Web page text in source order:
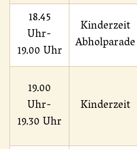
18.45
Uhr-
19.00 Uhr
Kinderzeit
Abholparade
19.00
Uhr-
19.30 Uhr
Kinderzeit